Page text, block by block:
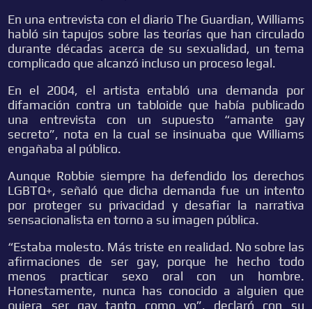
En una entrevista con el diario The Guardian, Williams
habló sin tapujos sobre las teorías que han circulado
durante décadas acerca de su sexualidad, un tema
complicado que alcanzó incluso un proceso legal.
En el 2004, el artista entabló una demanda por
difamación contra un tabloide que había publicado
una entrevista con un supuesto “amante gay
secreto”, nota en la cual se insinuaba que Williams
engañaba al público.
Aunque Robbie siempre ha defendido los derechos
LGBTQ+, señaló que dicha demanda fue un intento
por proteger su privacidad y desafiar la narrativa
sensacionalista en torno a su imagen pública.
“Estaba molesto. Más triste en realidad. No sobre las
afirmaciones de ser gay, porque he hecho todo
menos practicar sexo oral con un hombre.
Honestamente, nunca has conocido a alguien que
quiera ser gay tanto como yo”, declaró con su